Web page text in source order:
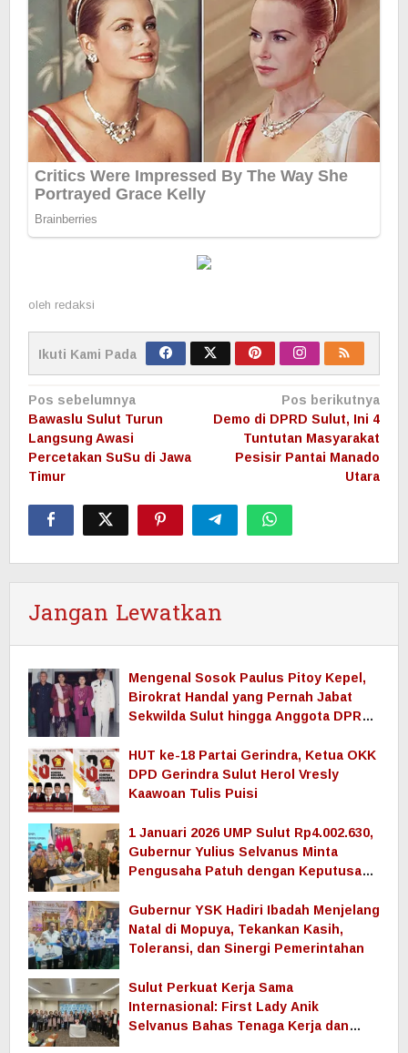
oleh redaksi
Ikuti Kami Pada
Navigasi
pos
Pos sebelumnya
Bawaslu Sulut Turun
Langsung Awasi
Percetakan SuSu di Jawa
Timur
Pos berikutnya
Demo di DPRD Sulut, Ini 4
Tuntutan Masyarakat
Pesisir Pantai Manado
Utara
Jangan Lewatkan
Mengenal Sosok Paulus Pitoy Kepel,
Birokrat Handal yang Pernah Jabat
Sekwilda Sulut hingga Anggota DPRD
HUT ke-18 Partai Gerindra, Ketua OKK
DPD Gerindra Sulut Herol Vresly
Kaawoan Tulis Puisi
1 Januari 2026 UMP Sulut Rp4.002.630,
Gubernur Yulius Selvanus Minta
Pengusaha Patuh dengan Keputusan
Gubernur YSK Hadiri Ibadah Menjelang
Natal di Mopuya, Tekankan Kasih,
Toleransi, dan Sinergi Pemerintahan
Sulut Perkuat Kerja Sama
Internasional: First Lady Anik
Selvanus Bahas Tenaga Kerja dan